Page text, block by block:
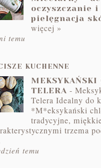
oczyszczanie
pielęgnacja
więcej »
temu
KUCHENNE
MEKSYKAŃSKI
TELERA -
Telera Idealny do
*M*eksykański
tradycyjne,
trzema
temu